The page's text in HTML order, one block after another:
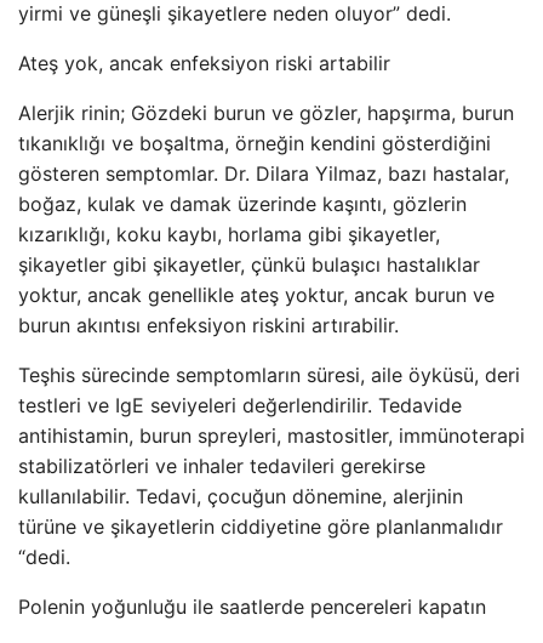
yirmi ve güneşli şikayetlere neden oluyor” dedi.
Ateş yok, ancak enfeksiyon riski artabilir
Alerjik rinin; Gözdeki burun ve gözler, hapşırma, burun
tıkanıklığı ve boşaltma, örneğin kendini gösterdiğini
gösteren semptomlar. Dr. Dilara Yilmaz, bazı hastalar,
boğaz, kulak ve damak üzerinde kaşıntı, gözlerin
kızarıklığı, koku kaybı, horlama gibi şikayetler,
şikayetler gibi şikayetler, çünkü bulaşıcı hastalıklar
yoktur, ancak genellikle ateş yoktur, ancak burun ve
burun akıntısı enfeksiyon riskini artırabilir.
Teşhis sürecinde semptomların süresi, aile öyküsü, deri
testleri ve IgE seviyeleri değerlendirilir. Tedavide
antihistamin, burun spreyleri, mastositler, immünoterapi
stabilizatörleri ve inhaler tedavileri gerekirse
kullanılabilir. Tedavi, çocuğun dönemine, alerjinin
türüne ve şikayetlerin ciddiyetine göre planlanmalıdır
“dedi.
Polenin yoğunluğu ile saatlerde pencereleri kapatın